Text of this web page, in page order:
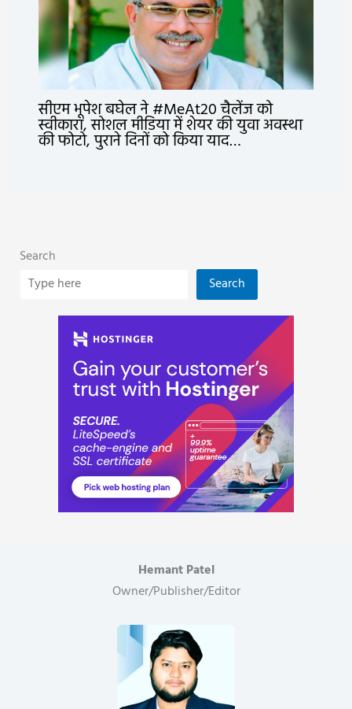
सीएम भूपेश बघेल ने #MeAt20 चैलेंज को
स्वीकारा, सोशल मीडिया में शेयर की युवा अवस्था
की फोटो, पुराने दिनों को किया याद…
Search
Search
Hemant Patel
Owner/Publisher/Editor